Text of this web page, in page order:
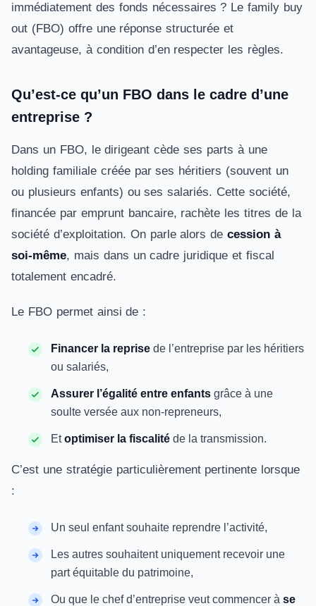
immédiatement des fonds nécessaires ? Le family buy
out (FBO) offre une réponse structurée et
avantageuse, à condition d’en respecter les règles.
Qu’est-ce qu’un FBO dans le cadre d’une
entreprise ?
Dans un FBO, le dirigeant cède ses parts à une
holding familiale créée par ses héritiers (souvent un
ou plusieurs enfants) ou ses salariés. Cette société,
financée par emprunt bancaire, rachète les titres de la
société d’exploitation. On parle alors decession à
soi-même, mais dans un cadre juridique et fiscal
totalement encadré.
Le FBO permet ainsi de :
Financer la reprise de l’entreprise par les héritiers
ou salariés,
Assurer l’égalité entre enfants grâce à une
soulte versée aux non-repreneurs,
Etoptimiser la fiscalité de la transmission.
C’est une stratégie particulièrement pertinente lorsque
:
Un seul enfant souhaite reprendre l’activité,
Les autres souhaitent uniquement recevoir une
part équitable du patrimoine,
Ou que le chef d’entreprise veut commencer à se